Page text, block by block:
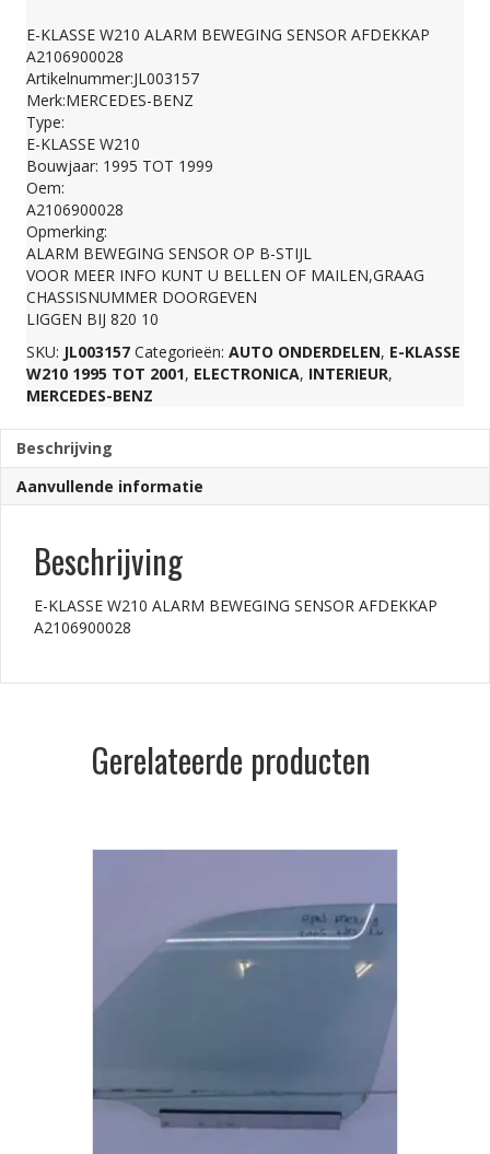
W210
ALARM
BEWEGING
SENSOR
AFDEKKAP
A2106900028
aantal
E-KLASSE W210 ALARM BEWEGING SENSOR AFDEKKAP
A2106900028
Artikelnummer:JL003157
Merk:MERCEDES-BENZ
Type:
E-KLASSE W210
Bouwjaar: 1995 TOT 1999
Oem:
A2106900028
Opmerking:
ALARM BEWEGING SENSOR OP B-STIJL
VOOR MEER INFO KUNT U BELLEN OF MAILEN,GRAAG
CHASSISNUMMER DOORGEVEN
LIGGEN BIJ 820 10
SKU: JL003157 Categorieën: AUTO ONDERDELEN, E-KLASSE
W210 1995 TOT 2001, ELECTRONICA, INTERIEUR,
MERCEDES-BENZ
Beschrijving
Aanvullende informatie
Beschrijving
E-KLASSE W210 ALARM BEWEGING SENSOR AFDEKKAP
A2106900028
Gerelateerde producten